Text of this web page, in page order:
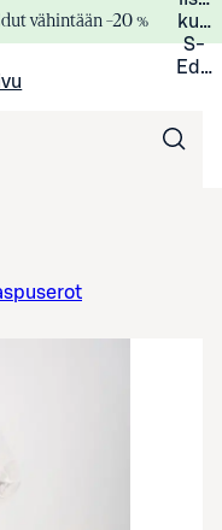
vähintään –20 %
S-